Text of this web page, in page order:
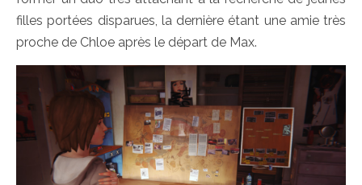
filles portées disparues, la dernière étant une amie très
proche de Chloe après le départ de Max.